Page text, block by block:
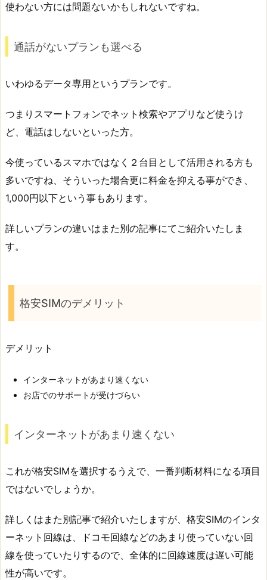
使わない方には問題ないかもしれないですね。
通話がないプランも選べる
いわゆるデータ専用というプランです。
つまりスマートフォンでネット検索やアプリなど使うけ
ど、電話はしないといった方。
今使っているスマホではなく２台目として活用される方も
多いですね、そういった場合更に料金を抑える事ができ、
1,000円以下という事もあります。
詳しいプランの違いはまた別の記事にてご紹介いたしま
す。
格安SIMのデメリット
デメリット
インターネットがあまり速くない
お店でのサポートが受けづらい
インターネットがあまり速くない
これが格安SIMを選択するうえで、一番判断材料になる項目
ではないでしょうか。
詳しくはまた別記事で紹介いたしますが、格安SIMのインタ
ーネット回線は、ドコモ回線などのあまり使っていない回
線を使っていたりするので、全体的に回線速度は遅い可能
性が高いです。